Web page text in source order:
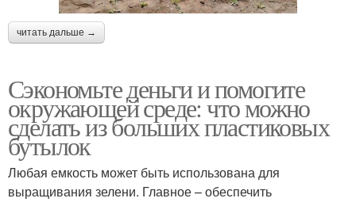
читать дальше →
Сэкономьте деньги и помогите
окружающей среде: что можно
сделать из больших пластиковых
бутылок
Любая емкость может быть использована для
выращивания зелени. Главное – обеспечить